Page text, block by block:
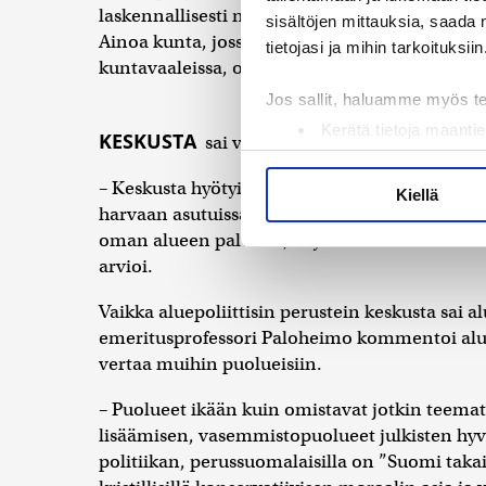
sisältöjen mittauksia, saada
tietojasi ja mihin tarkoituksiin.
Jos sallit, haluamme myös
Kerätä tietoja
Tunnistaa laitteesi
Lue lisää siitä, miten
Käytämme evästeitä
ja kävijämäärämme
kumppaneillemme tietoja
olet antanut heille tai joita
Kiellä
laskennallisesti noin prosenttiyksikön.
Ainoa kunta, jossa aluevaaleissa äänestettiin
kuntavaaleissa, oli Savonlinna, jossa huoli
KESKUSTA sai voimaa aluevaalien teemoista.
– Keskusta hyötyi siitä, että oman alueen
harvaan asutuissa kunnissa monet halusivat
oman alueen palvelut, käytännössä usein sen
arvioi.
Vaikka aluepoliittisin perustein keskusta sai
emeritusprofessori Paloheimo kommentoi
vertaa muihin puolueisiin.
– Puolueet ikään kuin omistavat jotkin
lisäämisen, vasemmistopuolueet julkisten
politiikan, perussuomalaisilla on ”Suomi